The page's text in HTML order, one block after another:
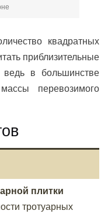
квадратных
приблизительные
ведь в большинстве
перевозимого
плитки
тротуарных